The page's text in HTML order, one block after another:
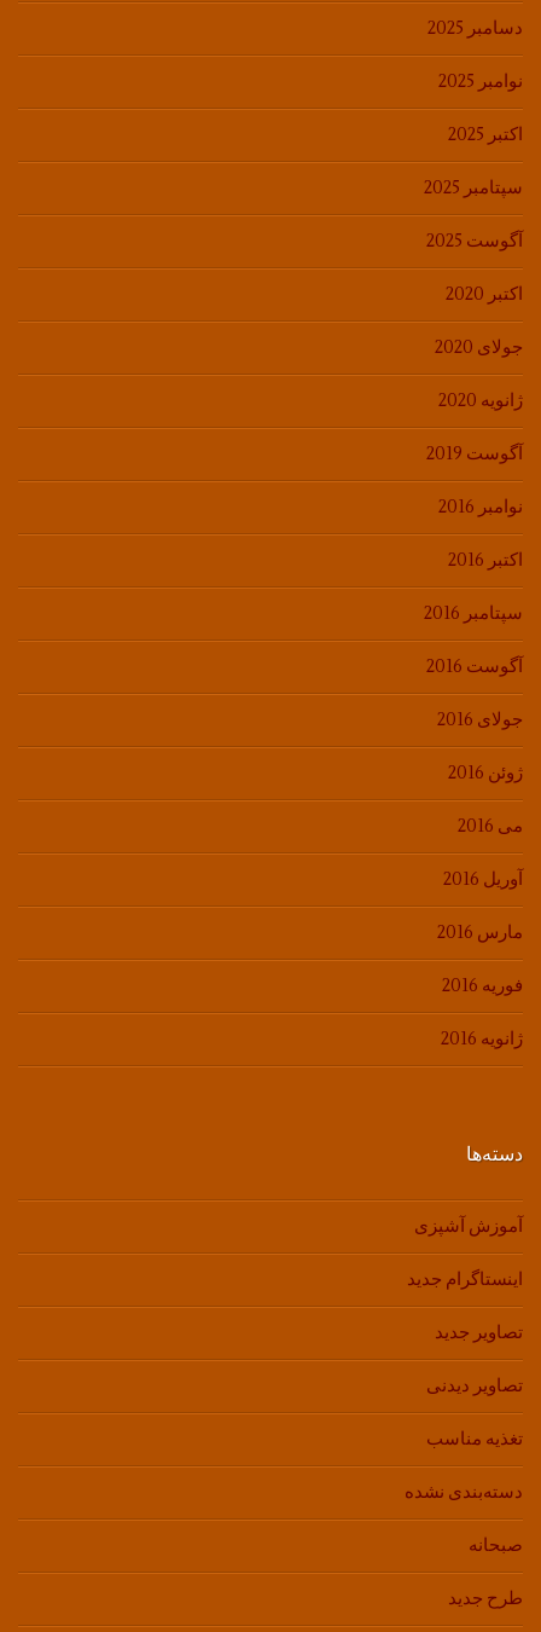
دسامبر 2025
نوامبر 2025
اکتبر 2025
سپتامبر 2025
آگوست 2025
اکتبر 2020
جولای 2020
ژانویه 2020
آگوست 2019
نوامبر 2016
اکتبر 2016
سپتامبر 2016
آگوست 2016
جولای 2016
ژوئن 2016
می 2016
آوریل 2016
مارس 2016
فوریه 2016
ژانویه 2016
دسته‌ها
آموزش آشپزی
اینستاگرام جدید
تصاویر جدید
تصاویر دیدنی
تغذیه مناسب
دسته‌بندی نشده
صبحانه
طرح جدید